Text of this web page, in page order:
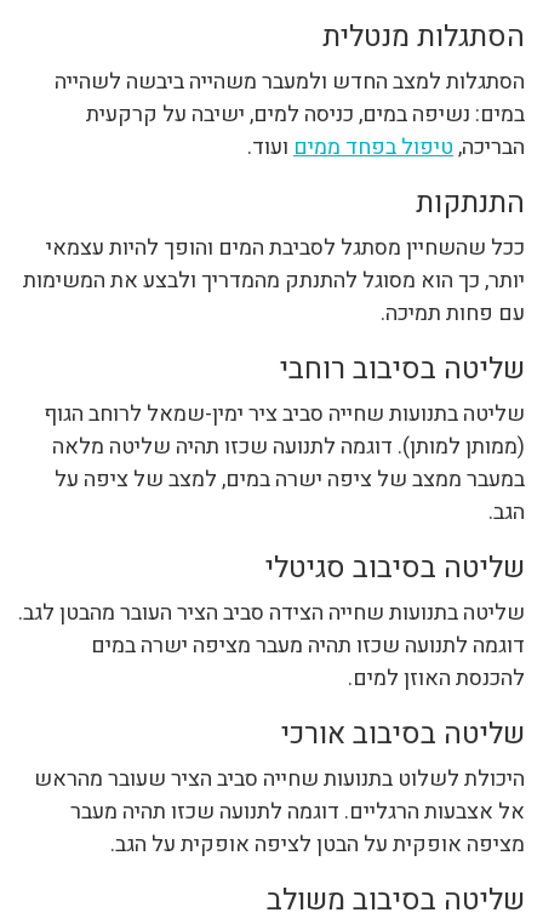
הסתגלות מנטלית
הסתגלות למצב החדש ולמעבר משהייה ביבשה לשהייה
במים: נשיפה במים, כניסה למים, ישיבה על קרקעית
הבריכה,טיפול בפחד ממיםועוד.
התנתקות
ככל שהשחיין מסתגל לסביבת המים והופך להיות עצמאי
יותר, כך הוא מסוגל להתנתק מהמדריך ולבצע את המשימות
עם פחות תמיכה.
שליטה בסיבוב רוחבי
שליטה בתנועות שחייה סביב ציר ימין-שמאל לרוחב הגוף
(ממותן למותן). דוגמה לתנועה שכזו תהיה שליטה מלאה
במעבר ממצב של ציפה ישרה במים, למצב של ציפה על
הגב.
שליטה בסיבוב סגיטלי
שליטה בתנועות שחייה הצידה סביב הציר העובר מהבטן לגב.
דוגמה לתנועה שכזו תהיה מעבר מציפה ישרה במים
להכנסת האוזן למים.
שליטה בסיבוב אורכי
היכולת לשלוט בתנועות שחייה סביב הציר שעובר מהראש
אל אצבעות הרגליים. דוגמה לתנועה שכזו תהיה מעבר
מציפה אופקית על הבטן לציפה אופקית על הגב.
שליטה בסיבוב משולב